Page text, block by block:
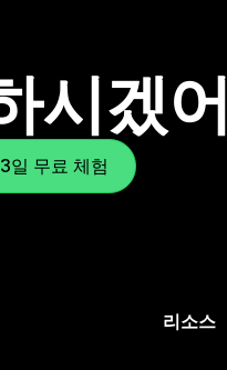
시겠
일 무료 체험
리소스